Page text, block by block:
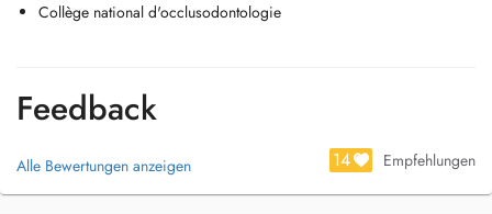
Collège national d'occlusodontologie
Feedback
Alle Bewertungen anzeigen 14 Empfehlungen